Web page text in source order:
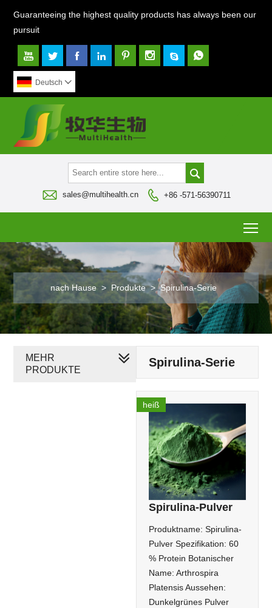
Guaranteeing the highest quality products has always been our
pursuit
       
Deutsch 

 sales@multihealth.cn  +86 -571-56390711
nach Hause > Produkte > Spirulina-Serie
Spirulina-Serie
heiß
Spirulina-Pulver
Produktname: Spirulina-
Pulver Spezifikation: 60
% Protein Botanischer
Name: Arthrospira
Platensis Aussehen:
Dunkelgrünes Pulver
MEHR
PRODUKTE